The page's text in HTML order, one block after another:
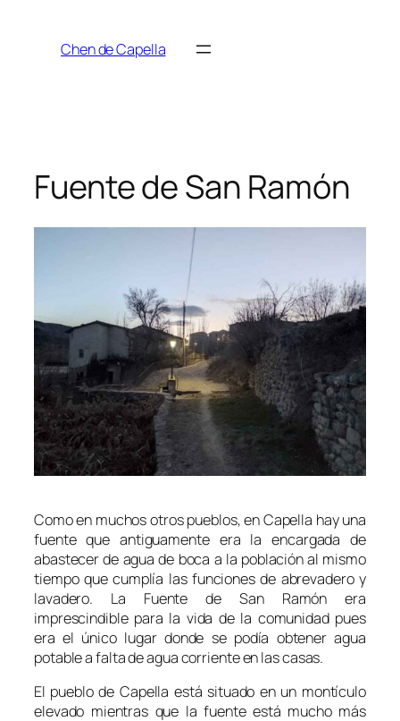
contenidoChen de Capella
Fuente de San Ramón
Como en muchos otros pueblos, en Capella hay una
fuente que antiguamente era la encargada de
abastecer de agua de boca a la población al mismo
tiempo que cumplía las funciones de abrevadero y
lavadero. La Fuente deSan Ramón era
imprescindible para la vida de la comunidad pues
era el único lugar donde se podía obtener agua
potable a falta de agua corriente en las casas.
El pueblo de Capella está situado en un montículo
elevado mientras que la fuente está mucho más